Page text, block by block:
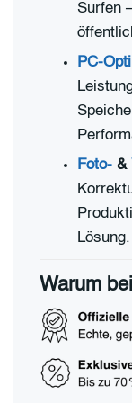
Surfen
PC-
Foto- &
Lösung.
Warum